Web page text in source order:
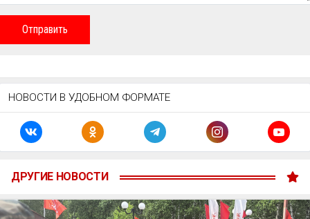
Отправить
НОВОСТИ В УДОБНОМ ФОРМАТЕ
ДРУГИЕ НОВОСТИ